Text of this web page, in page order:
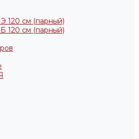
120 см (парный)
120 см (парный)